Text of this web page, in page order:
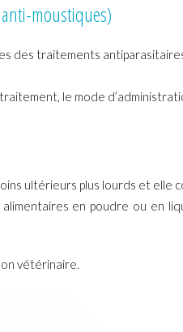
moustiques)
des traitements
le mode
ultérieurs plus lourds et elle
alimentaires en poudre ou
vétérinaire.